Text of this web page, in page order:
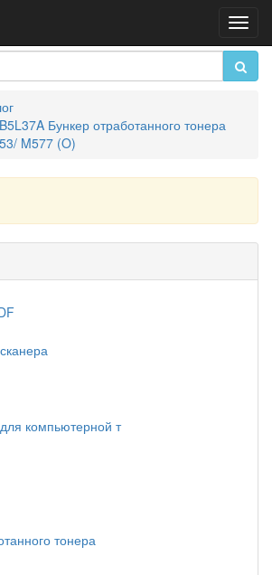
Бункер отработанного тонера
M577 (O)
компьютерной т
тонера